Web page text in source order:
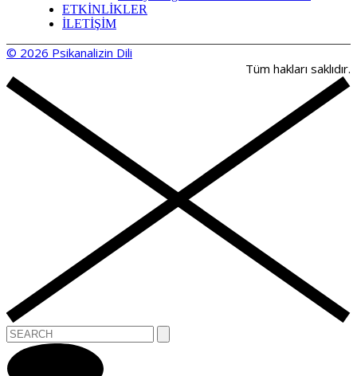
ETKİNLİKLER
İLETİŞİM
© 2026 Psikanalizin Dili
Tüm hakları saklıdır.